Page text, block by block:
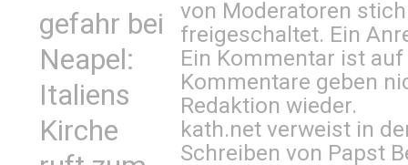
gefahr bei
Neapel:
Italiens
Kirche
von Moderatoren
freigeschaltet. Ein
Ein Kommentar ist
Kommentare geben
Redaktion wieder.
kath.net verweist in
Schreiben von Papst